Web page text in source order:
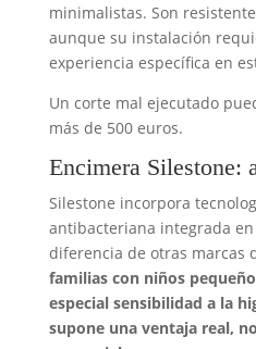
minimalistas. Son
aunque su instalación
experiencia específica en
Un corte mal ejecutado
más de 500 euros.
Encimera Silestone:
Silestone incorpora
antibacteriana integrada
diferencia de otras marcas
familias con niños
especial sensibilidad a la
supone una ventaja real,